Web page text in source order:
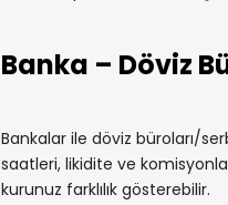
Banka – Döviz
Bankalar ile döviz büroları/
saatleri, likidite ve
kurunuz farklılık gösterebilir.